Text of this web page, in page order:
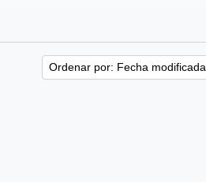
Ordenar por: Fecha modificada